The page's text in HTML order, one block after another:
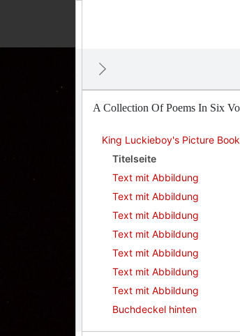
A Collection Of Poems In Six
King Luckieboy's Picture Book
Titelseite
Text mit Abbildung
Text mit Abbildung
Text mit Abbildung
Text mit Abbildung
Text mit Abbildung
Text mit Abbildung
Text mit Abbildung
Buchdeckel hinten